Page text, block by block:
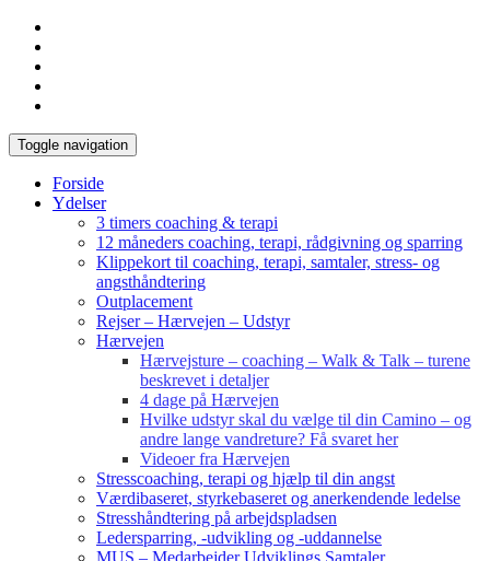
Toggle navigation
Forside
Ydelser
3 timers coaching & terapi
12 måneders coaching, terapi, rådgivning og sparring
Klippekort til coaching, terapi, samtaler, stress- og
angsthåndtering
Outplacement
Rejser – Hærvejen – Udstyr
Hærvejen
Hærvejsture – coaching – Walk & Talk – turene
beskrevet i detaljer
4 dage på Hærvejen
Hvilke udstyr skal du vælge til din Camino – og
andre lange vandreture? Få svaret her
Videoer fra Hærvejen
Stresscoaching, terapi og hjælp til din angst
Værdibaseret, styrkebaseret og anerkendende ledelse
Stresshåndtering på arbejdspladsen
Ledersparring, -udvikling og -uddannelse
MUS – Medarbejder Udviklings Samtaler